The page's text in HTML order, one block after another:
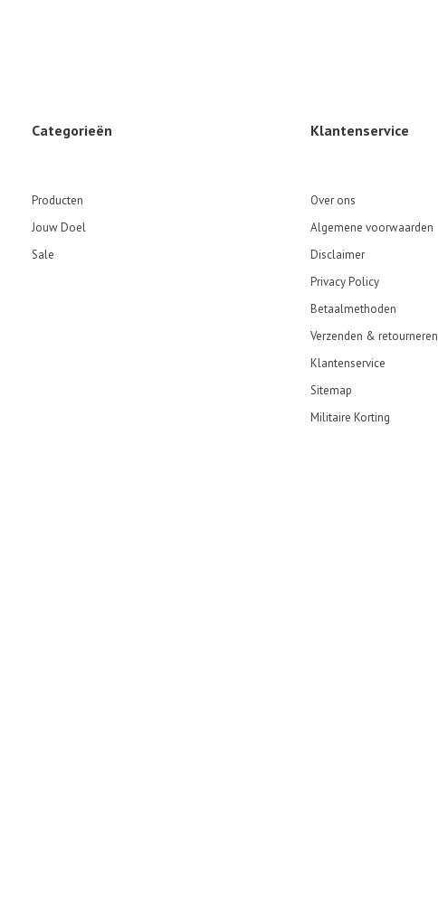
Categorieën
Producten
Jouw Doel
Sale
Klantenservice
Over ons
Algemene voorwaarden
Disclaimer
Privacy Policy
Betaalmethoden
Verzenden & retourneren
Klantenservice
Sitemap
Militaire Korting